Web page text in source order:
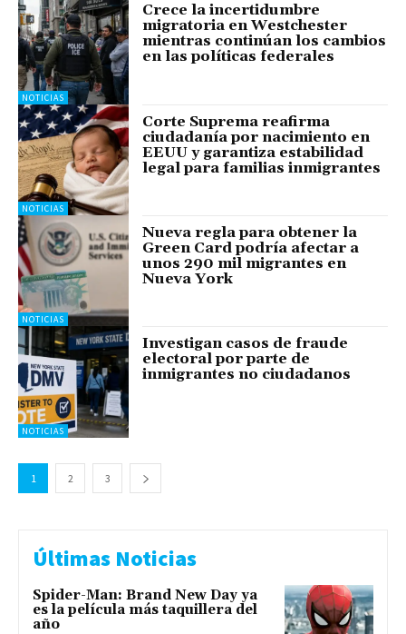
NOTICIAS
Crece la incertidumbre
migratoria en Westchester
mientras continúan los cambios
en las políticas federales
NOTICIAS
Corte Suprema reafirma
ciudadanía por nacimiento en
EEUU y garantiza estabilidad
legal para familias inmigrantes
NOTICIAS
Nueva regla para obtener la
Green Card podría afectar a
unos 290 mil migrantes en
Nueva York
NOTICIAS
Investigan casos de fraude
electoral por parte de
inmigrantes no ciudadanos
1 2 3
Últimas Noticias
Spider-Man: Brand New Day ya
es la película más taquillera del
año